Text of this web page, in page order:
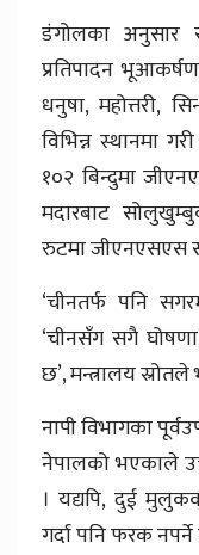
डंगोलका अनुसार
प्रतिपादन
धनुषा, महोत्तरी,
विभिन्न स्थानमा
१०२ बिन्दुमा
मदारबाट
रुटमा जीएनएसएस
‘चीनतर्फ पनि
‘चीनसँग सगै
छ’, मन्त्रालय स्रोतले
नापी विभागका
नेपालको भएकाले
। यद्यपि, दुई
गर्दा पनि फरक